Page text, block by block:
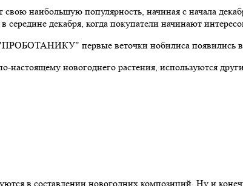
наибольшую популярность, начиная с начала
середине декабря, когда покупатели начинают
первые веточки нобилиса появились в
настоящему новогоднего растения, используются
в составлении новогодних композиций. Ну и